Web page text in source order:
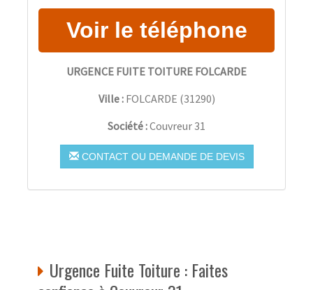
URGENCE FUITE TOITURE FOLCARDE
Ville : FOLCARDE (31290)
Société :Couvreur 31
CONTACT OU DEMANDE DE DEVIS
Urgence Fuite Toiture : Faites